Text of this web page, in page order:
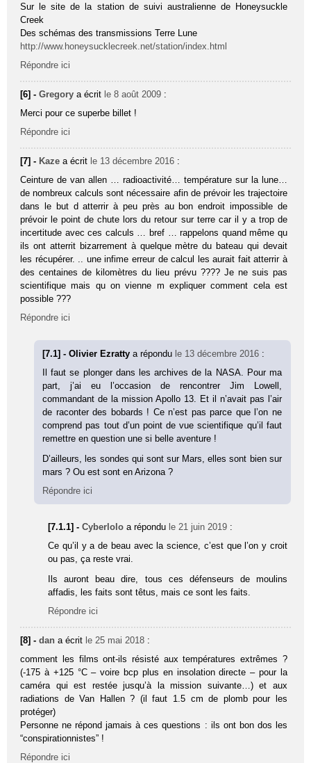
Sur le site de la station de suivi australienne de Honeysuckle
Creek
Des schémas des transmissions Terre Lune
http://www.honeysucklecreek.net/station/index.html
Répondre ici
[6] -Gregory a écrit le 8 août 2009 :
Merci pour ce superbe billet !
Répondre ici
[7] - Kaze a écrit le 13 décembre 2016 :
Ceinture de van allen … radioactivité… température sur la lune…
de nombreux calculs sont nécessaire afin de prévoir les trajectoire
dans le but d atterrir à peu près au bon endroit impossible de
prévoir le point de chute lors du retour sur terre car il y a trop de
incertitude avec ces calculs … bref … rappelons quand même qu
ils ont atterrit bizarrement à quelque mètre du bateau qui devait
les récupérer. .. une infime erreur de calcul les aurait fait atterrir à
des centaines de kilomètres du lieu prévu ???? Je ne suis pas
scientifique mais qu on vienne m expliquer comment cela est
possible ???
Répondre ici
[7.1] - Olivier Ezrattya répondu le 13 décembre 2016 :
Il faut se plonger dans les archives de la NASA. Pour ma
part, j’ai eu l’occasion de rencontrer Jim Lowell,
commandant de la mission Apollo 13. Et il n’avait pas l’air
de raconter des bobards ! Ce n’est pas parce que l’on ne
comprend pas tout d’un point de vue scientifique qu’il faut
remettre en question une si belle aventure !
D’ailleurs, les sondes qui sont sur Mars, elles sont bien sur
mars ? Ou est sont en Arizona ?
Répondre ici
[7.1.1] -Cyberlolo a répondu le 21 juin 2019 :
Ce qu’il y a de beau avec la science, c’est que l’on y croit
ou pas, ça reste vrai.
Ils auront beau dire, tous ces défenseurs de moulins
affadis, les faits sont têtus, mais ce sont les faits.
Répondre ici
[8] -dan a écrit le 25 mai 2018 :
comment les films ont-ils résisté aux températures extrêmes ?
(-175 à +125 °C – voire bcp plus en insolation directe – pour la
caméra qui est restée jusqu’à la mission suivante…) et aux
radiations de Van Hallen ? (il faut 1.5 cm de plomb pour les
protéger)
Personne ne répond jamais à ces questions : ils ont bon dos les
“conspirationnistes” !
Répondre ici